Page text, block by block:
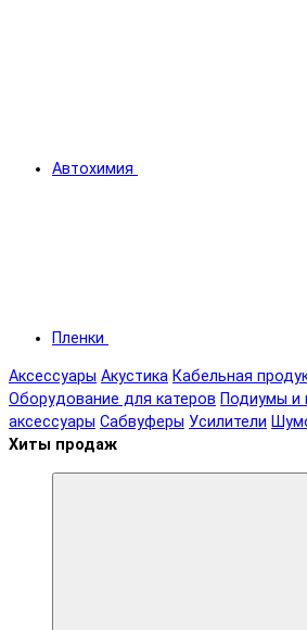
Автохимия
Пленки
Аксессуары Акустика Кабельная
Оборудование для катеров Подиумы и
аксессуары Сабвуферы Усилители
Хиты продаж